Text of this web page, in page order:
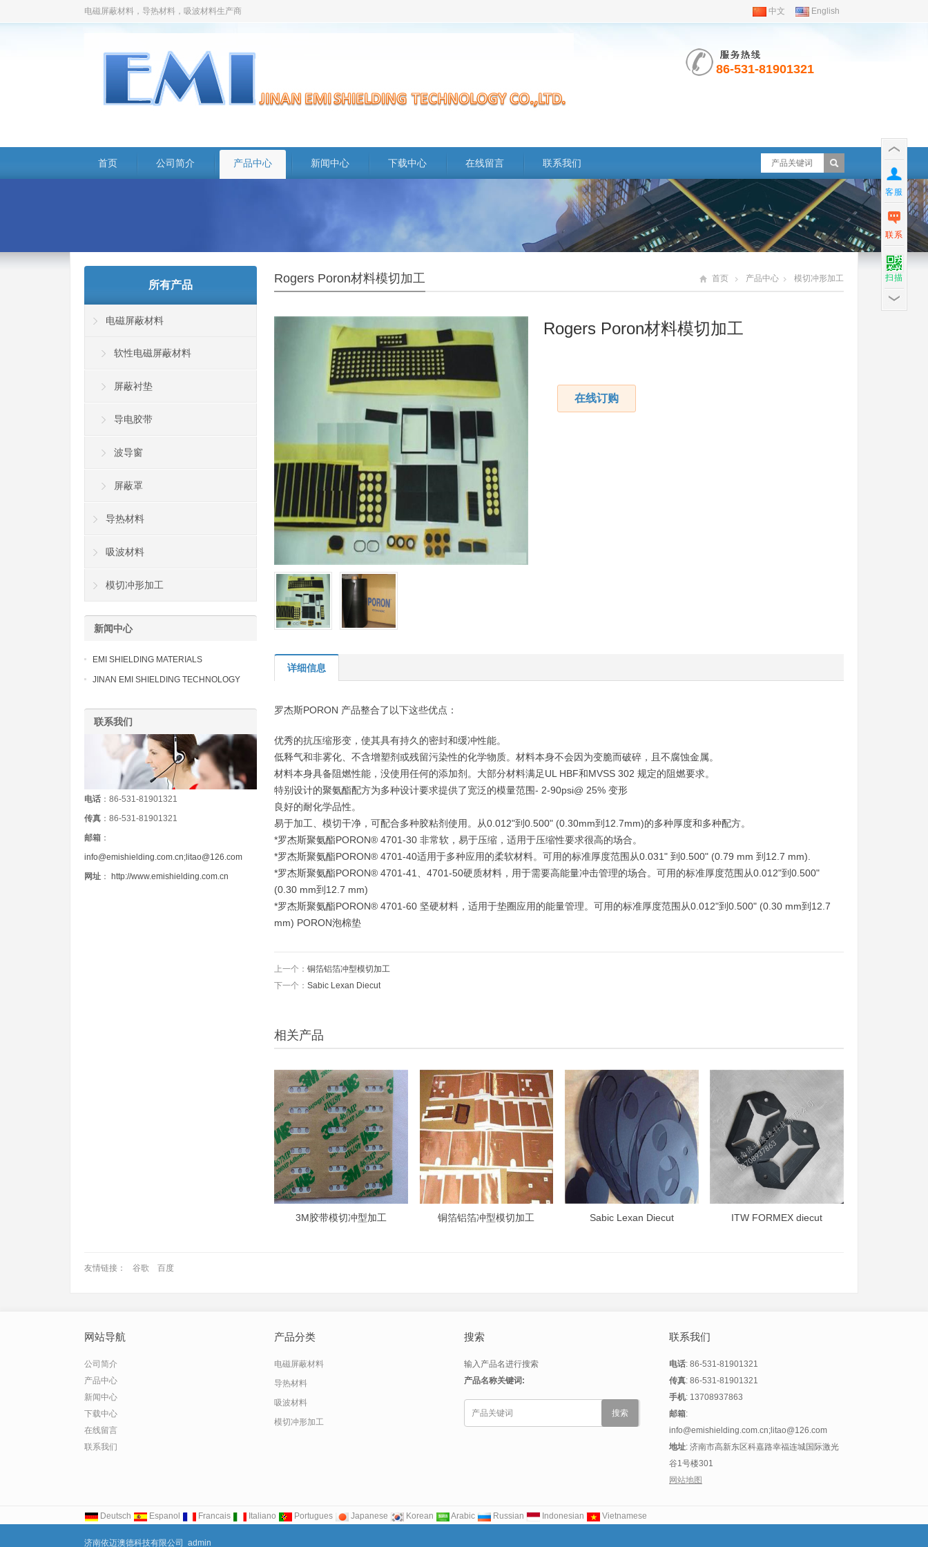
电磁屏蔽材料，导热材料，吸波材料生产商 中文 English
86-531-81901321
首页 公司简介 产品中心 新闻中心 下载中心 在线留言 联系我们
Rogers Poron材料模切加工 首页 产品中心 模切冲形加工
Rogers Poron材料模切加工
在线订购
详细信息
罗杰斯PORON 产品整合了以下这些优点：
优秀的抗压缩形变，使其具有持久的密封和缓冲性能。
低释气和非雾化、不含增塑剂或残留污染性的化学物质。材料本身不会因为变脆而破碎，且不腐蚀金属。
材料本身具备阻燃性能，没使用任何的添加剂。大部分材料满足UL HBF和MVSS 302 规定的阻燃要求。
特别设计的聚氨酯配方为多种设计要求提供了宽泛的模量范围- 2-90psi@ 25% 变形
良好的耐化学品性。
易于加工、模切干净，可配合多种胶粘剂使用。从0.012"到0.500" (0.30mm到12.7mm)的多种厚度和多种配方。
*罗杰斯聚氨酯PORON® 4701-30 非常软，易于压缩，适用于压缩性要求很高的场合。
*罗杰斯聚氨酯PORON® 4701-40适用于多种应用的柔软材料。可用的标准厚度范围从0.031" 到0.500" (0.79 mm 到12.7 mm).
*罗杰斯聚氨酯PORON® 4701-41、4701-50硬质材料，用于需要高能量冲击管理的场合。可用的标准厚度范围从0.012"到0.500"
(0.30 mm到12.7 mm)
*罗杰斯聚氨酯PORON® 4701-60 坚硬材料，适用于垫圈应用的能量管理。可用的标准厚度范围从0.012"到0.500" (0.30 mm到12.7
mm) PORON泡棉垫
上一个： 铜箔铝箔冲型模切加工
下一个： Sabic Lexan Diecut
相关产品
3M胶带模切冲型加工 铜箔铝箔冲型模切加工 Sabic Lexan Diecut ITW FORMEX diecut
所有产品
电磁屏蔽材料
软性电磁屏蔽材料
屏蔽衬垫
导电胶带
波导窗
屏蔽罩
导热材料
吸波材料
模切冲形加工
新闻中心
EMI SHIELDING MATERIALS
JINAN EMI SHIELDING TECHNOLOGY
联系我们
电话 ：86-531-81901321
传真 ：86-531-81901321
邮箱 ：
info@emishielding.com.cn;litao@126.com
网址 ： http://www.emishielding.com.cn
友情链接： 谷歌 百度
网站导航
公司简介
产品中心
新闻中心
下载中心
在线留言
联系我们
产品分类
电磁屏蔽材料
导热材料
吸波材料
模切冲形加工
搜索
输入产品名进行搜索
产品名称关键词:
联系我们
电话: 86-531-81901321
传真: 86-531-81901321
手机: 13708937863
邮箱:
info@emishielding.com.cn;litao@126.com
地址: 济南市高新东区科嘉路幸福连城国际激光
谷1号楼301
网站地图
Deutsch Espanol Francais Italiano Portugues Japanese Korean Arabic Russian Indonesian Vietnamese
济南依迈澳德科技有限公司 admin
客服
联系
扫描